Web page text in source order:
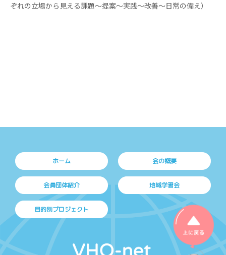
ぞれの立場から見える課題～提案～実践～改善～日常の備え）
上に戻る
ホーム 会の概要
会員団体紹介 地域学習会
目的別プロジェクト